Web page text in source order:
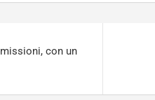
con un